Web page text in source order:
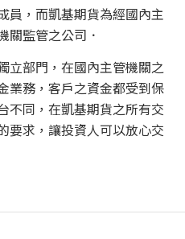
員，而凱基期貨為經國內主
關監管之公司．
立部門，在國內主管機關之
業務，客戶之資金都受到保
不同，在凱基期貨之所有交
要求，讓投資人可以放心交